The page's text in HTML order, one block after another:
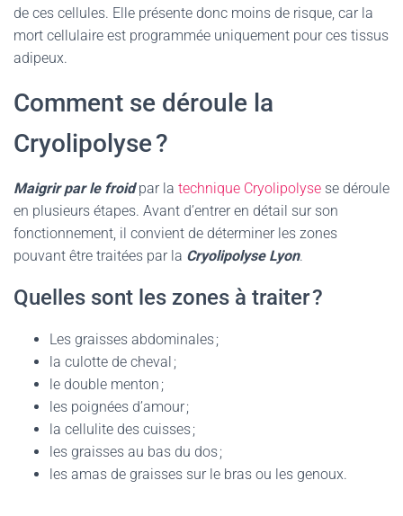
de ces cellules. Elle présente donc moins de risque, car la
mort cellulaire est programmée uniquement pour ces tissus
adipeux.
Comment se déroule la
Cryolipolyse ?
Maigrir par le froidpar la technique Cryolipolyse se déroule
en plusieurs étapes. Avant d’entrer en détail sur son
fonctionnement, il convient de déterminer les zones
pouvant être traitées par la Cryolipolyse Lyon.
Quelles sont les zones à traiter ?
Les graisses abdominales ;
la culotte de cheval ;
le double menton ;
les poignées d’amour ;
la cellulite des cuisses ;
les graisses au bas du dos ;
les amas de graisses sur le bras ou les genoux.